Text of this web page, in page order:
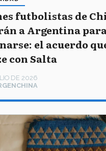
futbolistas de
a Argentina
el acuerdo
con Salta
DE 2026